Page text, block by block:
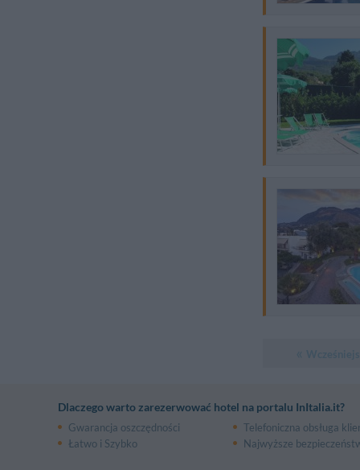
Dlaczego warto zarezerwować hotel na portalu InItalia.it?
Gwarancja oszczędności Telefoniczna obsługa
Łatwo i Szybko
Najwyższe